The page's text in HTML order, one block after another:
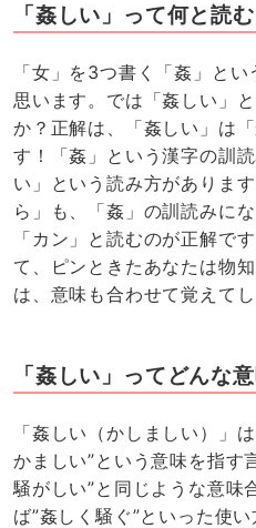
「姦しい」って何と読む
「女」を3つ書く「姦」と
思います。では「姦しい」
か？正解は、「姦しい」は
す！「姦」という漢字の訓
い」という読み方がありま
ら」も、「姦」の訓読みに
「カン」と読むのが正解で
て、ピンときたあなたは物
は、意味も合わせて覚えて
「姦しい」ってどんな
「姦しい（かしましい）」
かましい”という意味を指す
騒がしい”と同じような意味
ば”姦しく騒ぐ”といった使